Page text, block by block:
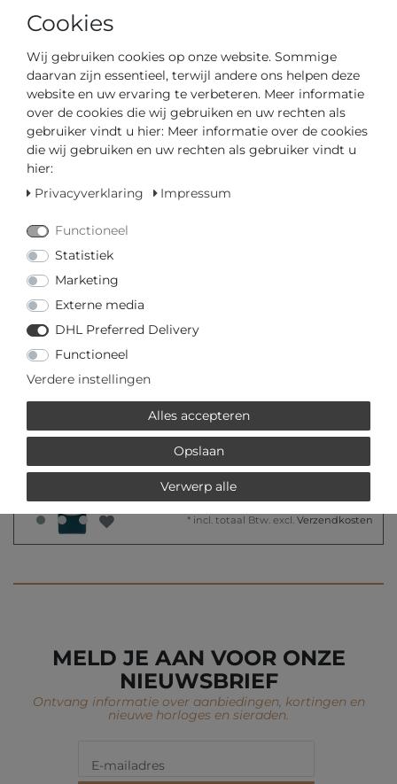
MEHR VON PICTO
€ 119,00 *
Picto 43351-3412S Unisex
horloge
Picto
€ 129,00 *
Picto 6312R Reserve armband
€ 129,00 *
Picto 43354-6520S
Armbandhorloge
Picto
* incl. totaal Btw. excl. Verzendkosten
MELD JE AAN VOOR ONZE
NIEUWSBRIEF
Ontvang informatie over aanbiedingen, kortingen en
nieuwe horloges en sieraden.
Cookies
Wij gebruiken cookies op onze website. Sommige
daarvan zijn essentieel, terwijl andere ons helpen deze
website en uw ervaring te verbeteren. Meer informatie
over de cookies die wij gebruiken en uw rechten als
gebruiker vindt u hier: Meer informatie over de cookies
die wij gebruiken en uw rechten als gebruiker vindt u
hier:
Privacyverklaring
Impressum
Functioneel
Statistiek
Marketing
Externe media
DHL Preferred Delivery
Functioneel
Verdere instellingen
Alles accepteren
Opslaan
Verwerp alle